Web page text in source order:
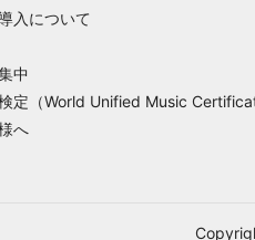
入について
中
定（World Unified Music
へ